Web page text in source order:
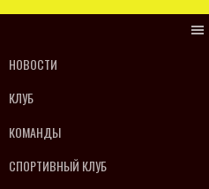
НОВОСТИ
КЛУБ
КОМАНДЫ
СПОРТИВНЫЙ КЛУБ